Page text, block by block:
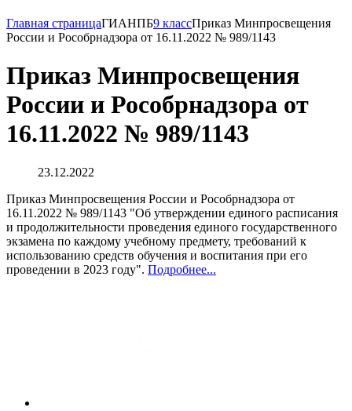
Главная страницаГИАНПБ9 классПриказ Минпросвещения
России и Рособрнадзора от 16.11.2022 № 989/1143
Приказ Минпросвещения
России и Рособрнадзора от
16.11.2022 № 989/1143
23.12.2022
Приказ Минпросвещения России и Рособрнадзора от
16.11.2022 № 989/1143 "Об утверждении единого расписания
и продолжительности проведения единого государственного
экзамена по каждому учебному предмету, требований к
использованию средств обучения и воспитания при его
проведении в 2023 году". Подробнее...